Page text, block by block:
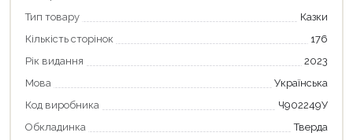
Тип товару
Казки
Кількість сторінок
176
Рік видання
2023
Мова
Українська
Код виробника
Ч902249У
Обкладинка
Тверда